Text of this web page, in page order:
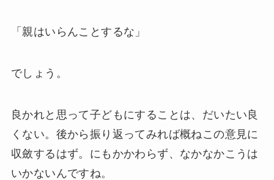
「親はいらんことするな」
でしょう。
良かれと思って子どもにすることは、だいたい良
くない。後から振り返ってみれば概ねこの意見に
収斂するはず。にもかかわらず、なかなかこうは
いかないんですね。